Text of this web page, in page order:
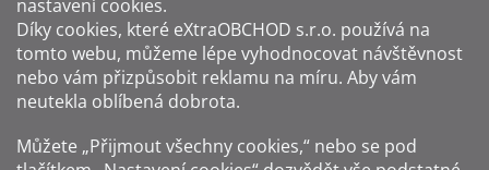
nastavení cookies.
Díky cookies, které eXtraOBCHOD s.r.o. používá na
tomto webu, můžeme lépe vyhodnocovat návštěvnost
nebo vám přizpůsobit reklamu na míru. Aby vám
neutekla oblíbená dobrota.
Můžete „Přijmout všechny cookies,“ nebo se pod
Způsoby dopravy: